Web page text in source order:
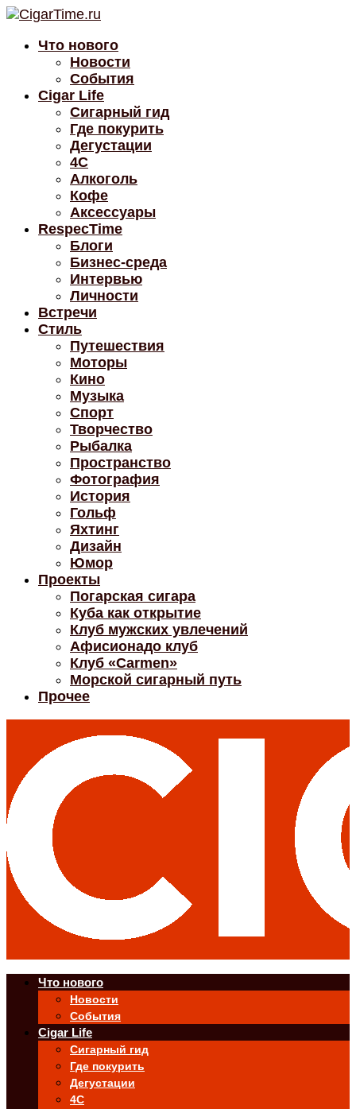
Что нового
Новости
События
Cigar Life
Сигарный гид
Где покурить
Дегустации
4C
Алкоголь
Кофе
Аксессуары
RespecTime
Блоги
Бизнес-среда
Интервью
Личности
Встречи
Стиль
Путешествия
Моторы
Кино
Музыка
Спорт
Творчество
Рыбалка
Пространство
Фотография
История
Гольф
Яхтинг
Дизайн
Юмор
Проекты
Погарская сигара
Куба как открытие
Клуб мужских увлечений
Афисионадо клуб
Клуб «Carmen»
Морской сигарный путь
Прочее
Что нового
Новости
События
Cigar Life
Сигарный гид
Где покурить
Дегустации
4C